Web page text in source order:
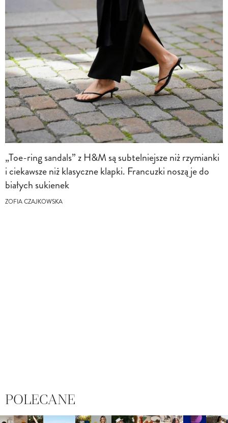
„Toe-ring sandals” z H&M są subtelniejsze niż rzymianki
i ciekawsze niż klasyczne klapki. Francuzki noszą je do
białych sukienek
ZOFIA CZAJKOWSKA
POLECANE